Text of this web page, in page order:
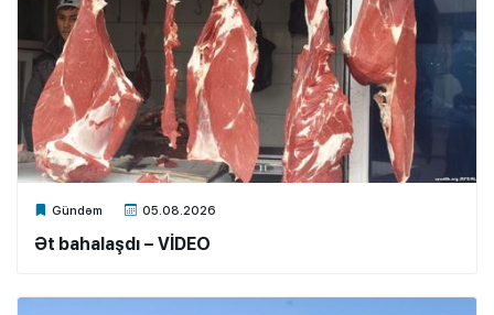
Gündəm 05.08.2026
Xalq.Online
Ət bahalaşdı – VİDEO